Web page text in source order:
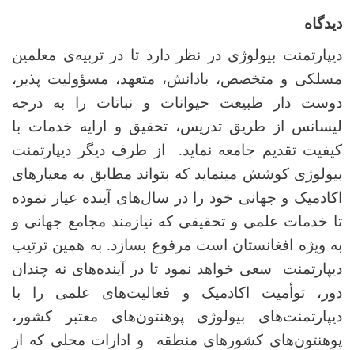
دیدگاه
دیپارتمنت بیولوژی در نظر دارد تا در تربیه‌ی معلمین
مسلکی و متخصص، بادانش، متعهد، مسؤولیت پذیر،
دوست دار طبیعت حیوانات و نباتات را به درجه
لیسانس از طریق تدریس، تحقیق و ارایه خدمات با
کیفیت تقدیم جامعه نماید. از طرف دیگر دیپارتمنت
بیولوژی کوشش مینماید که بتواند مطابق به معیارهای
اکادمیک و جهانی خود را در سال‌های آینده عیار نموده
تا خدمات علمی و تحقیقی که نیازمند مجامع جهانی و
به ویژه افغانستان است مرفوع بسازد. به همین ترتیب
دیپارتمنت سعی خواهد نمود تا در آینده‌های نه چندان
دور، توأمیت اکادمیک و فعالیت‌های علمی ‌را با
دیپارتمنت‌های بیولوژی پوهنتون‌های معتبر کشور،
پوهنتون‌های کشورهای منطقه و ادارات محلی که از